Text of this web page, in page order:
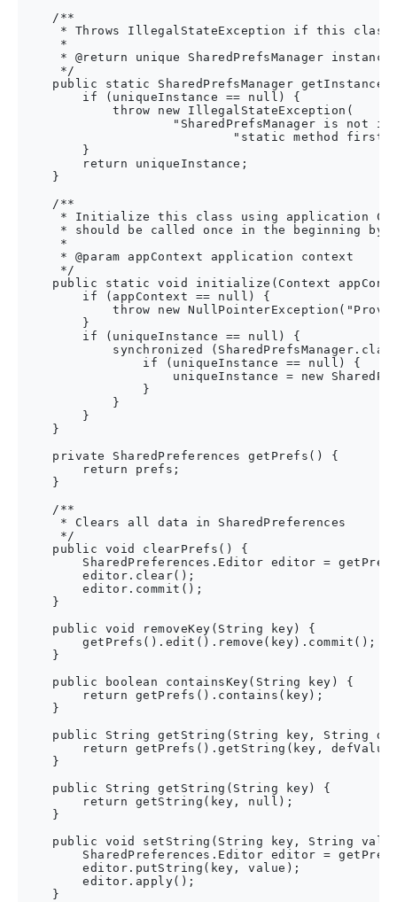
    /**
* Throws IllegalStateException if this class
     *
     * @return unique SharedPrefsManager instance
     */
public static SharedPrefsManager
        if (uniqueInstance == null) {
            throw new IllegalStateException(
"SharedPrefsManager is not
"static method
        }
        return uniqueInstance;
    }
    /**
* Initialize this class using application
* should be called once in the beginning by
     *
     * @param appContext application context
     */
public static void initialize(Context
        if (appContext == null) {
throw new
        }
        if (uniqueInstance == null) {
synchronized
                if (uniqueInstance == null) {
uniqueInstance = new
                }
            }
        }
    }
    private SharedPreferences getPrefs() {
        return prefs;
    }
    /**
     * Clears all data in SharedPreferences
     */
    public void clearPrefs() {
SharedPreferences.Editor editor =
        editor.clear();
        editor.commit();
    }
    public void removeKey(String key) {
        getPrefs().edit().remove(key).commit();
    }
    public boolean containsKey(String key) {
        return getPrefs().contains(key);
    }
public String getString(String key, String
return getPrefs().getString(key,
    }
    public String getString(String key) {
        return getString(key, null);
    }
public void setString(String key, String
SharedPreferences.Editor editor =
        editor.putString(key, value);
        editor.apply();
    }